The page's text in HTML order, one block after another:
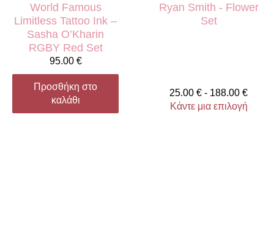
World Famous
Limitless Tattoo Ink –
Sasha O’Kharin
RGBY Red Set
95.00 €
Προσθήκη στο
καλάθι
Ryan Smith - Flower
Set
25.00 € - 188.00 €
Κάντε μια επιλογή